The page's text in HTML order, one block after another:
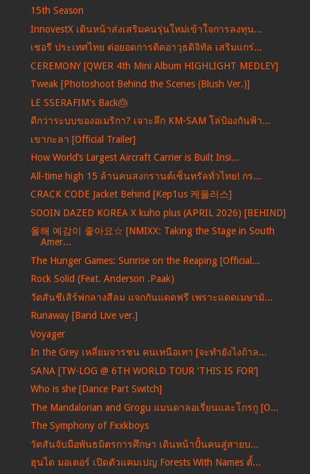
15th Season
InnovestX เดินหน้าส่งเสริมคนรุ่นใหม่เข้าใจการลงทุน...
เชอรี ประเทศไทย ต่อยอดการติดอาวุธดิจิทัล เสริมแกร่...
CEREMONY [QWER 4th Mini Album HIGHLIGHT MEDLEY]
Tweak [Photoshoot Behind the Scenes (Blush Ver.)]
LE SSERAFIM's Back🎂
ดีกว่าระบบของอเมริกา? เจาะลึก KM-SAM โล่ป้องกันฟ้า...
เขากะลา [Official Trailer]
How World’s Largest Aircraft Carrier is Built Insi...
All-time high 15 ล้านคนสงกรานต์เซ็นทรัลทั่วไทย! กร...
CRACK CODE Jacket Behind [Kep1us 케플러스]
SOOIN DAZED KOREA X kuho plus (APRIL 2026) [BEHIND]
올해 예감이 좋아요☆ [NMIXX: Taking the Stage in South
Amer...
The Hunger Games: Sunrise on the Reaping [Official...
Rock Solid (Feat. Anderson .Paak)
วัตสันชีเสิร์ฟกลางสีลม แจกกันแดดฟรี เพราะแดดเมษามั...
Runaway [Band Live ver.]
Voyager
In the Grey เหลี่ยมจารชน คนเหนือเทา [จะทำยังไงถ้าล...
SANA [TW-LOG @ 6TH WORLD TOUR ‘THIS IS FOR’]
Who is she [Dance Part Switch]
The Mandalorian and Grogu แมนดาลอเรี่ยนและโกรกู [O...
The Symphony of Fxxkboys
วัตสันจับมือพันธมิตรการศึกษา เดินหน้าปั้นคนสู่สายบ...
ฮุนได มอเตอร์ เปิดตัวแคมเปญ Forests With Names ตั้...